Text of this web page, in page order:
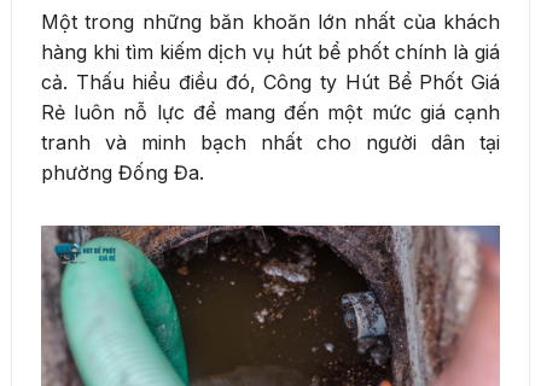
Một trong những băn khoăn lớn nhất của khách
hàng khi tìm kiếm dịch vụ hút bể phốt chính là giá
cả. Thấu hiểu điều đó, Công ty Hút Bể Phốt Giá
Rẻ luôn nỗ lực để mang đến một mức giá cạnh
tranh và minh bạch nhất cho người dân tại
phường Đống Đa.